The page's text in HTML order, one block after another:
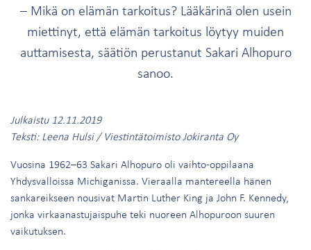
– Mikä on elämän tarkoitus? Lääkärinä olen usein
miettinyt, että elämän tarkoitus löytyy muiden
auttamisesta, säätiön perustanut Sakari Alhopuro
sanoo.
Julkaistu 12.11.2019
Teksti: Leena Hulsi / Viestintätoimisto Jokiranta Oy
Vuosina 1962–63 Sakari Alhopuro oli vaihto-oppilaana
Yhdysvalloissa Michiganissa. Vieraalla mantereella hänen
sankareikseen nousivat Martin Luther King ja John F. Kennedy,
jonka virkaanastujaispuhe teki nuoreen Alhopuroon suuren
vaikutuksen.